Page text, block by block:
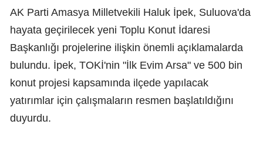
AK Parti Amasya Milletvekili Haluk İpek, Suluova'da
hayata geçirilecek yeni Toplu Konut İdaresi
Başkanlığı projelerine ilişkin önemli açıklamalarda
bulundu. İpek, TOKİ'nin "İlk Evim Arsa" ve 500 bin
konut projesi kapsamında ilçede yapılacak
yatırımlar için çalışmaların resmen başlatıldığını
duyurdu.